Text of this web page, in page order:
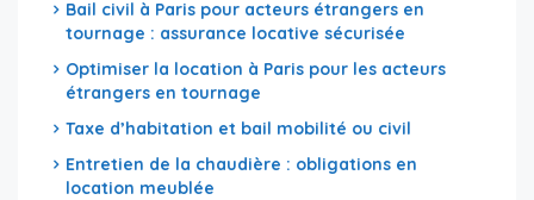
Bail civil à Paris pour acteurs étrangers en
tournage : assurance locative sécurisée
Optimiser la location à Paris pour les acteurs
étrangers en tournage
Taxe d’habitation et bail mobilité ou civil
Entretien de la chaudière : obligations en
location meublée